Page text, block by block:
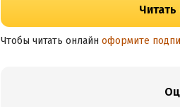
Чтобы читать онлайн оформите